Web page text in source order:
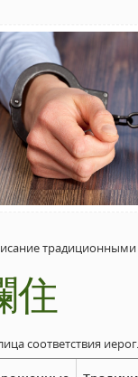
住
соответствия